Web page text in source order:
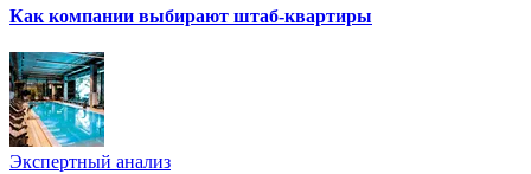
Как компании выбирают штаб-квартиры
Экспертный анализ